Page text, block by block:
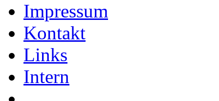
Impressum
Kontakt
Links
Intern